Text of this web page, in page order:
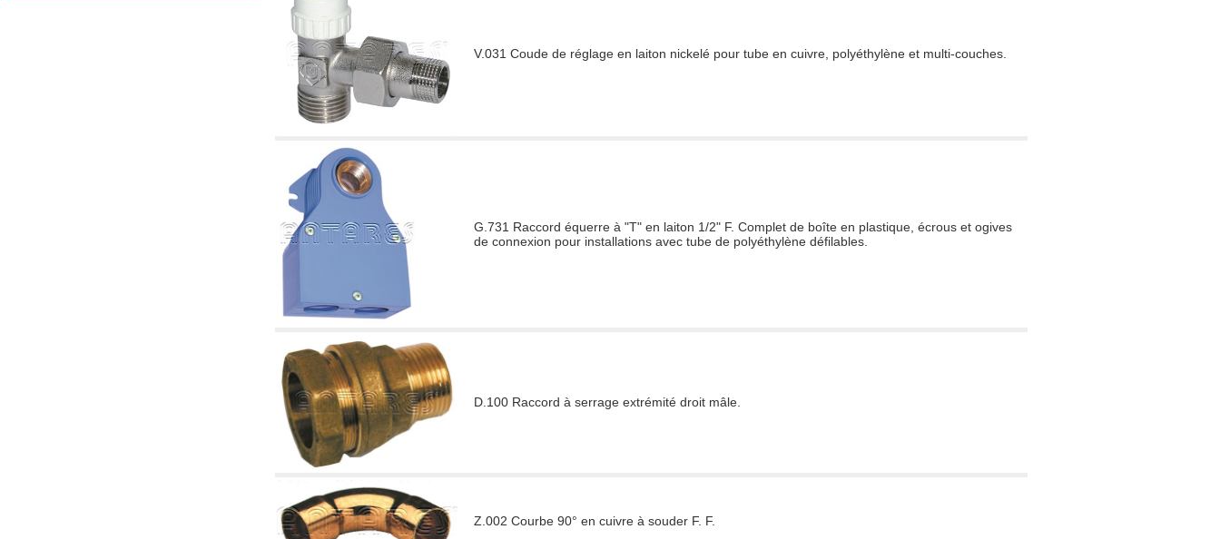
V.031 Coude de réglage en laiton nickelé pour tube en cuivre, polyéthylène et multi-couches.
G.731 Raccord équerre à "T" en laiton 1/2" F. Complet de boîte en plastique, écrous et ogives
de connexion pour installations avec tube de polyéthylène défilables.
D.100 Raccord à serrage extrémité droit mâle.
Z.002 Courbe 90° en cuivre à souder F. F.